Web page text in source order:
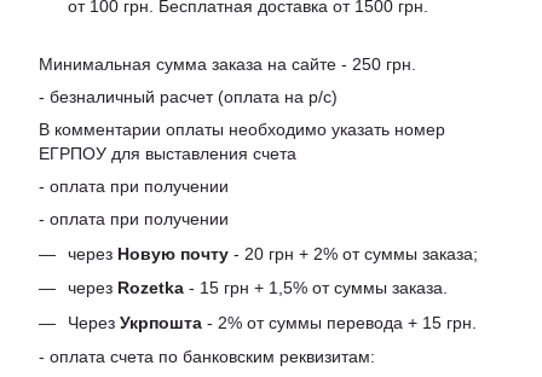
от 100 грн. Бесплатная доставка от 1500 грн.
Минимальная сумма заказа на сайте - 250 грн.
- безналичный расчет (оплата на р/с)
В комментарии оплаты необходимо указать номер
ЕГРПОУ для выставления счета
- оплата при получении
- оплата при получении
через Новую почту - 20 грн + 2% от суммы заказа;
через Rozetka - 15 грн + 1,5% от суммы заказа.
Через Укрпошта - 2% от суммы перевода + 15 грн.
- оплата счета по банковским реквизитам: